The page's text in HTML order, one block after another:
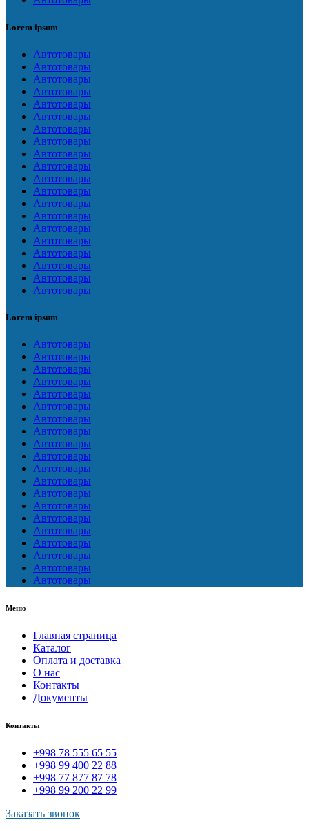
Lorem ipsum
Автотовары
Автотовары
Автотовары
Автотовары
Автотовары
Автотовары
Автотовары
Автотовары
Автотовары
Автотовары
Автотовары
Автотовары
Автотовары
Автотовары
Автотовары
Автотовары
Автотовары
Автотовары
Автотовары
Автотовары
Lorem ipsum
Автотовары
Автотовары
Автотовары
Автотовары
Автотовары
Автотовары
Автотовары
Автотовары
Автотовары
Автотовары
Автотовары
Автотовары
Автотовары
Автотовары
Автотовары
Автотовары
Автотовары
Автотовары
Автотовары
Автотовары
Меню
Главная страница
Каталог
Оплата и доставка
О нас
Контакты
Документы
Контакты
+998 78 555 65 55
+998 99 400 22 88
+998 77 877 87 78
+998 99 200 22 99
Заказать звонок